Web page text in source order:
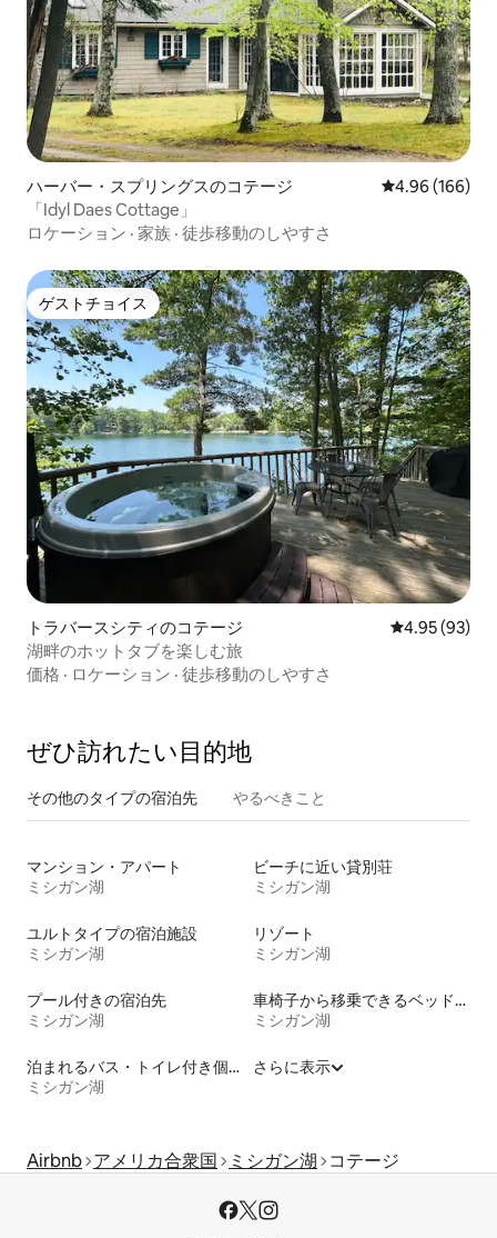
ハーバー・スプリングスのコテージ レビュー166
4.96 (166)
「Idyl Daes Cottage」
ロケーション · 家族 · 徒歩移動のしやすさ
ゲストチョイス
ゲストチョイス
トラバースシティのコテージ レビュー93
4.95 (93)
湖畔のホットタブを楽しむ旅
価格 · ロケーション · 徒歩移動のしやすさ
ぜひ訪⁠れ⁠た⁠い目⁠的⁠地
その他のタ⁠イ⁠プ⁠の宿⁠泊⁠先 やるべきこと
マンション・アパート
ミシガン湖
ビーチに近い貸別荘
ミシガン湖
ユルトタイプの宿泊施設
ミシガン湖
リゾート
ミシガン湖
プール付きの宿泊先
ミシガン湖
車椅子から移乗できるベッドがある宿泊施設
ミシガン湖
泊まれるバス・トイレ付き個室
ミシガン湖
さらに表示
Airbnb アメリカ合衆国 ミシガン湖 コテージ